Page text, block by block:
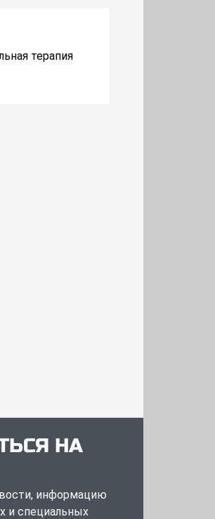
терапия
НА
информацию
и специальных